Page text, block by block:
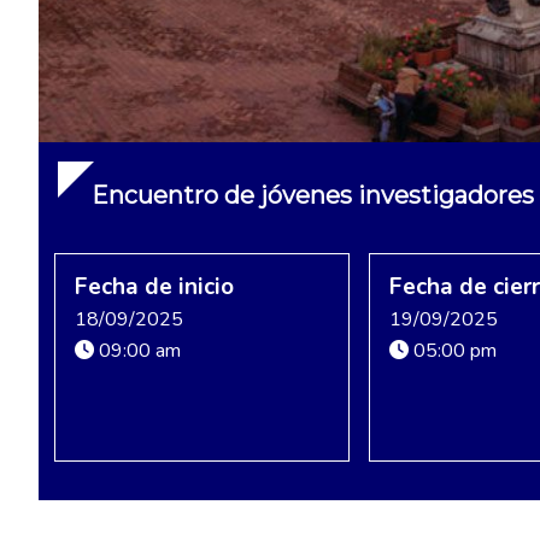
Encuentro de jóvenes
Fecha de inicio
18/09/2025
09:00 am
Fecha de
19/09/2025
05:00 pm